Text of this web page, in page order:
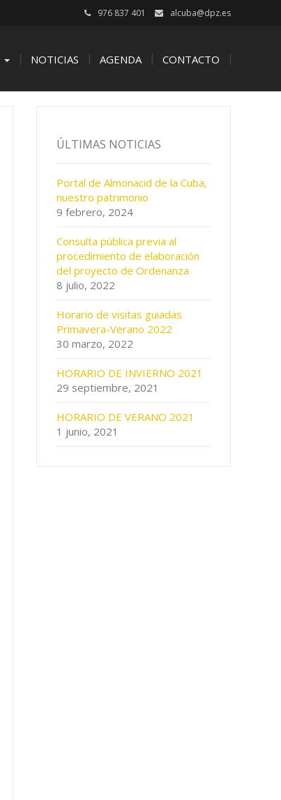
976 837 401 alcuba@dpz.es
NOTICIAS AGENDA CONTACTO
ÚLTIMAS NOTICIAS
Portal de Almonacid de la Cuba,
nuestro patrimonio
9 febrero, 2024
Consulta pública previa al
procedimiento de elaboración
del proyecto de Ordenanza
8 julio, 2022
Horario de visitas guiadas
Primavera-Verano 2022
30 marzo, 2022
HORARIO DE INVIERNO 2021
29 septiembre, 2021
HORARIO DE VERANO 2021
1 junio, 2021